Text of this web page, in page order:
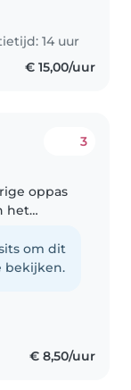
en heb
die op te
werk..
14 uur
€ 15,00/uur
3
oppas
het
met
en
om dit
bekijken.
€ 8,50/uur